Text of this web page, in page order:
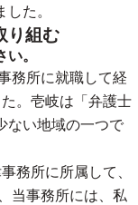
た。
り組む
。
務所に就職して経
。壱岐は「弁護士
ない地域の一つで
務所に所属して、
当事務所には、私